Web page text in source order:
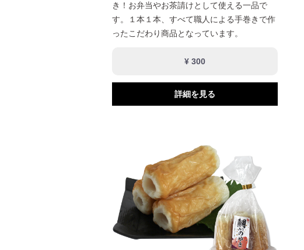
き！お弁当やお茶請けとして使える一品で
す。１本１本、すべて職人による手巻きで作
ったこだわり商品となっています。
¥ 300
詳細を見る